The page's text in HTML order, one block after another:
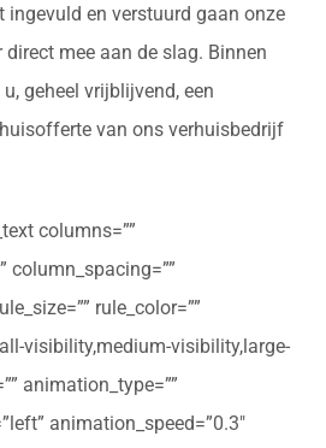
en verstuurd gaan onze
mee aan de slag. Binnen
geheel vrijblijvend, een
van ons verhuisbedrijf
columns=””
column_spacing=””
rule_color=””
visibility,medium-visibility,large-
animation_type=””
animation_speed=”0.3″